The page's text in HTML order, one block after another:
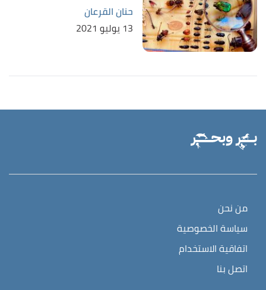
حنان القرعان
13 يوليو 2021
من نحن
سياسة الخصوصية
اتفاقية الاستخدام
اتصل بنا